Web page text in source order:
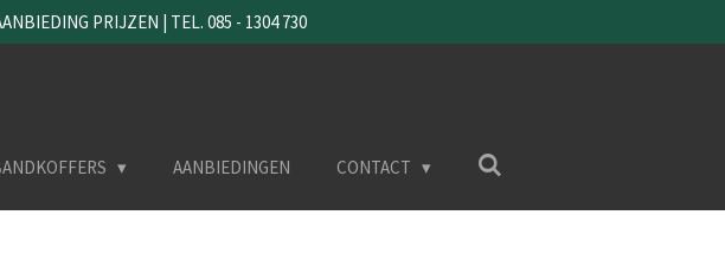
PRIJZEN | TEL. 085 - 1304 730
AANBIEDINGEN CONTACT